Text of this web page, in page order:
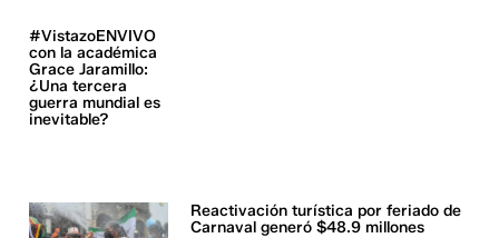
#VistazoENVIVO
con la académica
Grace Jaramillo:
¿Una tercera
guerra mundial es
inevitable?
Reactivación turística por feriado de
Carnaval generó $48.9 millones